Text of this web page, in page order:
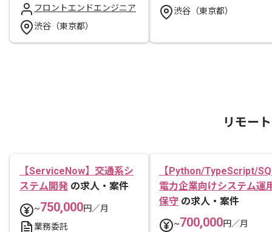
フロントエンドエンジニア
渋谷（東京都）
渋谷（東京都）
リモー
【ServiceNow】交通系シ
ステム開発 の求人・案件
~750,000円／月
業務委託
【Python/TypeScript/
電力企業向けシステム運
保守 の求人・案件
~700,000円／月